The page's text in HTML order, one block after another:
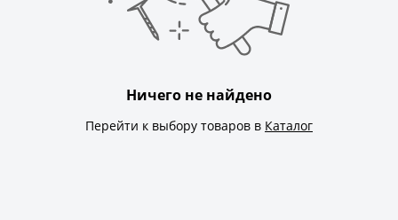
Ничего не найдено
Перейти к выбору товаров в Каталог